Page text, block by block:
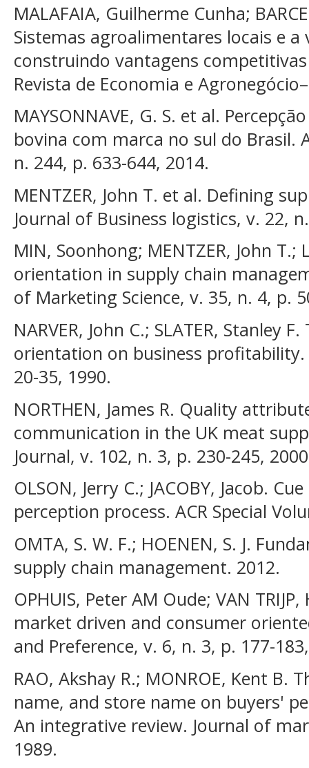
MALAFAIA, Guilherme Cunha;
Sistemas agroalimentares locais e
construindo vantagens
Revista de Economia e
MAYSONNAVE, G. S. et al.
bovina com marca no sul do Brasil.
n. 244, p. 633-644, 2014.
MENTZER, John T. et al. Defining
Journal of Business logistics, v. 22,
MIN, Soonhong; MENTZER, John
orientation in supply chain
of Marketing Science, v. 35, n. 4, p.
NARVER, John C.; SLATER, Stanley
orientation on business
20-35, 1990.
NORTHEN, James R. Quality
communication in the UK meat
Journal, v. 102, n. 3, p. 230-245,
OLSON, Jerry C.; JACOBY, Jacob.
perception process. ACR Special
OMTA, S. W. F.; HOENEN, S. J.
supply chain management. 2012.
OPHUIS, Peter AM Oude; VAN
market driven and consumer
and Preference, v. 6, n. 3, p. 177-
RAO, Akshay R.; MONROE, Kent B.
name, and store name on buyers'
An integrative review. Journal of
1989.